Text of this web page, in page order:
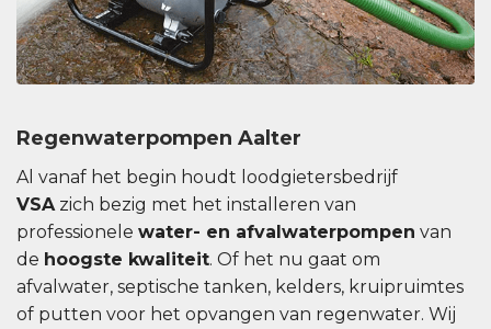
Regenwaterpompen Aalter
Al vanaf het begin houdt loodgietersbedrijf
VSAzich bezig met het installeren van
professionele water- en afvalwaterpompen van
de hoogste kwaliteit. Of het nu gaat om
afvalwater, septische tanken, kelders, kruipruimtes
of putten voor het opvangen van regenwater. Wij